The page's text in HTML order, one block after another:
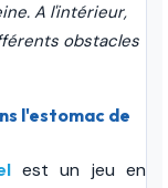
A l'intérieur,
obstacles
l'estomac de
est un jeu en